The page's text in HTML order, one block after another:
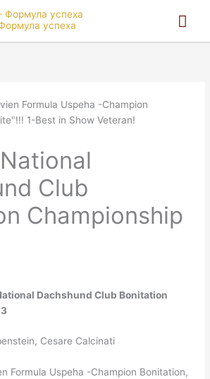
Club
Championship
Dachshund Club Bonitation
Cesare Calcinati
Formula Uspeha -Champion Bonitation,